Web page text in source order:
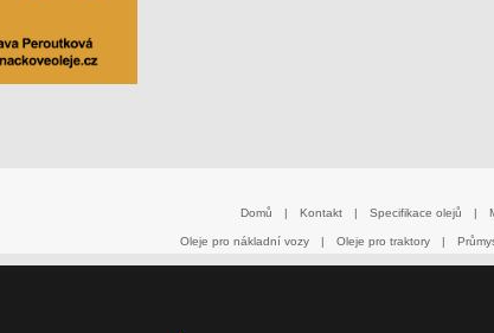
Domů | Kontakt | Specifikace olejů |
Oleje pro nákladní vozy | Oleje pro traktory |